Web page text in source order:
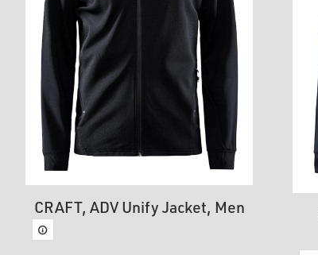
CRAFT, ADV Unify Jacket, Men